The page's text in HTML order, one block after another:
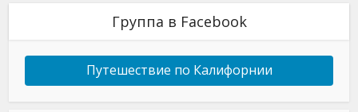
Группа в Facebook
Путешествие по Калифорнии